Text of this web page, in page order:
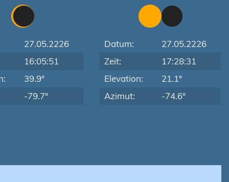
27.05.2226
16:05:51
39.9°
-79.7°
Datum:
27.05.2226
Zeit:
17:28:31
Elevation:
21.1°
Azimut:
-74.6°